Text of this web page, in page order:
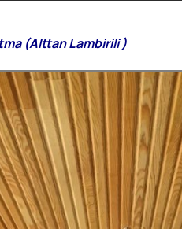
(Alttan Lambirili )